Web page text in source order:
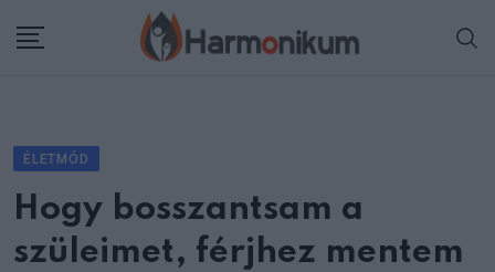
ÉLETMÓD
Hogy bosszantsam a
szüleimet, férjhez mentem